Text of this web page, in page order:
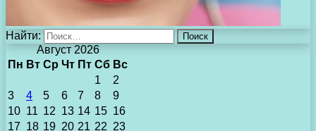
Найти:
Август 2026
Пн Вт Ср Чт Пт Сб Вс
1
2
3
4 5 6 7 8
9
10 11 12 13 14 15 16
17 18 19 20 21 22 23